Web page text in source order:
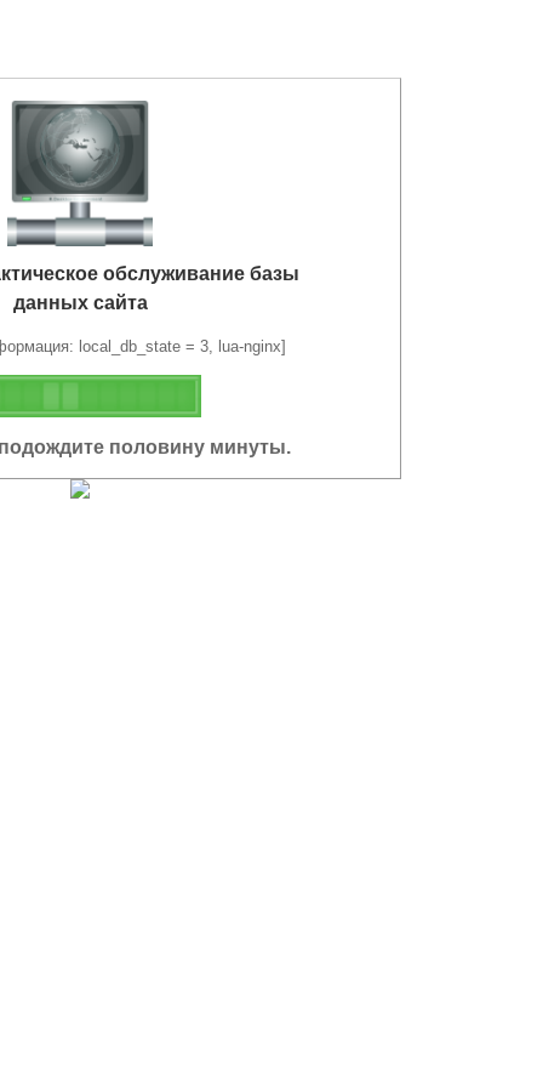
обслуживание базы
данных сайта
local_db_state = 3, lua-nginx]
половину минуты.